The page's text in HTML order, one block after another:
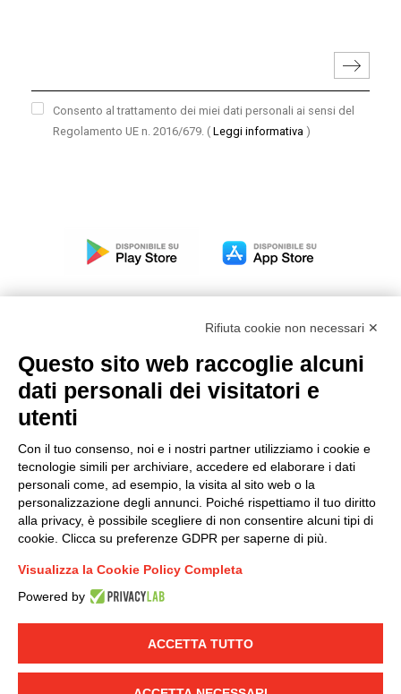
Consento al trattamento dei miei dati personali ai sensi del
Regolamento UE n. 2016/679. ( Leggi informativa )
LINKEDIN YOUTUBE
© 2019 - DKC Europe - -
Cookie-Yourbiz
Modello organizzativo, gestione e controllo – D. lgs.
231/2001
Condizioni generali di vendita DKC Power Solutions
Condizioni generali di acquisto
Codice etico
Rifiuta cookie non necessari ✕
Questo sito web raccoglie alcuni
dati personali dei visitatori e
utenti
Con il tuo consenso, noi e i nostri partner utilizziamo i cookie e
tecnologie simili per archiviare, accedere ed elaborare i dati
personali come, ad esempio, la visita al sito web o la
personalizzazione degli annunci. Poiché rispettiamo il tuo diritto
alla privacy, è possibile scegliere di non consentire alcuni tipi di
cookie. Clicca su preferenze GDPR per saperne di più.
Visualizza la Cookie Policy Completa
Powered by
ACCETTA TUTTO